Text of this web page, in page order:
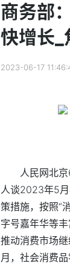
商务部
快增长_
2023-06-17
人民网北
人谈2023年5
策措施，按照“
字号嘉年华等丰
推动消费市场
月，社会消费